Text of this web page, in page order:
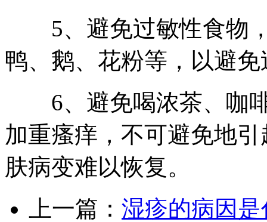
5、避免过敏性食物，
鸭、鹅、花粉等，以避
6、避免喝浓茶、咖啡
加重瘙痒，不可避免地
肤病变难以恢复。
上一篇： 湿疹的病因